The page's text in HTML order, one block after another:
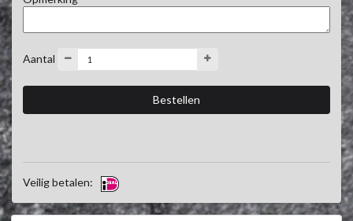
Aantal
Veilig betalen: